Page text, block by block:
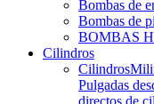
Bombas de
Bombas de
BOMBAS
Cilindros
Cilindros
Pulgadas
directos de